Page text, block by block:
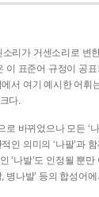
리가 거센소리로 변
이 표준어 규정이 공
서 여기 예시한 어휘
다.
로 바뀌었으나 모든 ‘
인 의미의 ‘나팔’과
‘나발’도 인정될 뿐
, 병나발’ 등의 합성어